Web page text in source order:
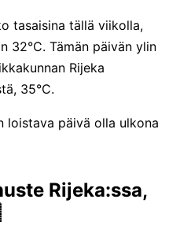
tasaisina tällä viikolla,
32°C. Tämän päivän ylin
Rijeka
35°C.
loistava päivä olla ulkona
Rijeka:ssa,